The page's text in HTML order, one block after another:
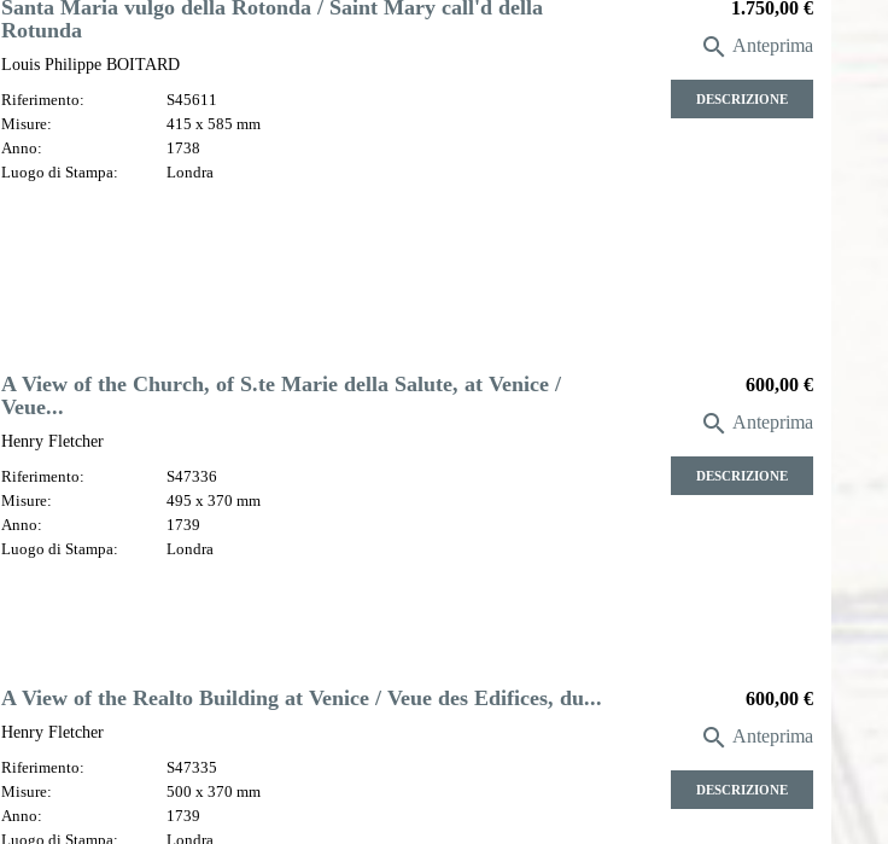
Santa Maria vulgo della Rotonda / Saint Mary call'd della
Rotunda
Louis Philippe BOITARD
Riferimento:
S45611
Misure:
415 x 585 mm
Anno:
1738
Luogo di Stampa:
Londra
Prezzo
1.750,00 €
 Anteprima
DESCRIZIONE
A View of the Church, of S.te Marie della Salute, at Venice /
Veue...
Henry Fletcher
Riferimento:
S47336
Misure:
495 x 370 mm
Anno:
1739
Luogo di Stampa:
Londra
Prezzo
600,00 €
 Anteprima
DESCRIZIONE
A View of the Realto Building at Venice / Veue des Edifices, du...
Henry Fletcher
Riferimento:
S47335
Misure:
500 x 370 mm
Anno:
1739
Prezzo
600,00 €
 Anteprima
DESCRIZIONE